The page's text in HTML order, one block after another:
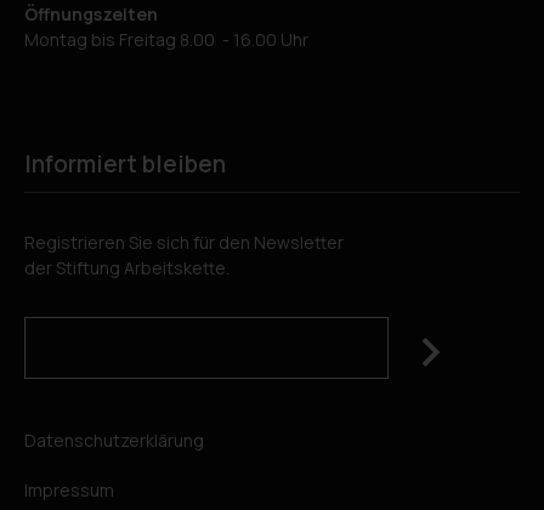
Öffnungszeiten
Montag bis Freitag 8.00 - 16.00 Uhr
Informiert bleiben
Registrieren Sie sich für den Newsletter
der Stiftung Arbeitskette.
Datenschutzerklärung
Impressum